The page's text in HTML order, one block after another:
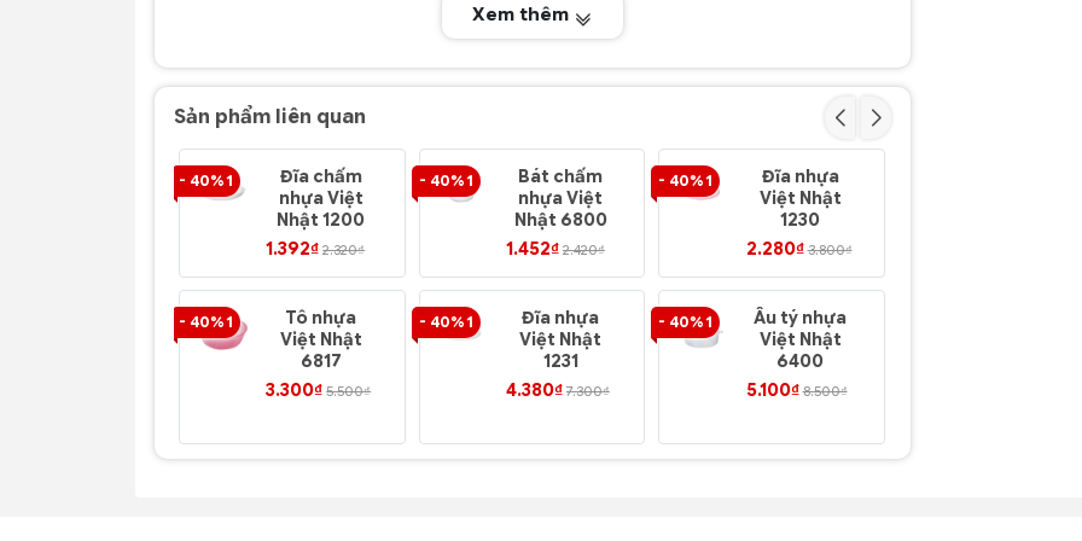
Xem thêm
Sản phẩm liên quan
- 40% 1
Đĩa chấm
nhựa Việt
Nhật 1200
1.392₫ 2.320₫
- 40% 1
Bát chấm
nhựa Việt
Nhật 6800
1.452₫ 2.420₫
- 40% 1
Đĩa nhựa
Việt Nhật
1230
2.280₫ 3.800₫
- 40% 1
Tô nhựa
Việt Nhật
6817
3.300₫ 5.500₫
- 40% 1
Đĩa nhựa
Việt Nhật
1231
4.380₫ 7.300₫
- 40% 1
Âu tý nhựa
Việt Nhật
6400
5.100₫ 8.500₫